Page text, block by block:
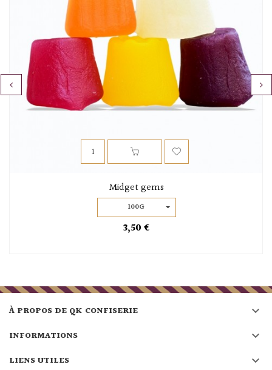
Midget gems
100G
3,50 €
À PROPOS DE QK CONFISERIE 
INFORMATIONS 
LIENS UTILES 